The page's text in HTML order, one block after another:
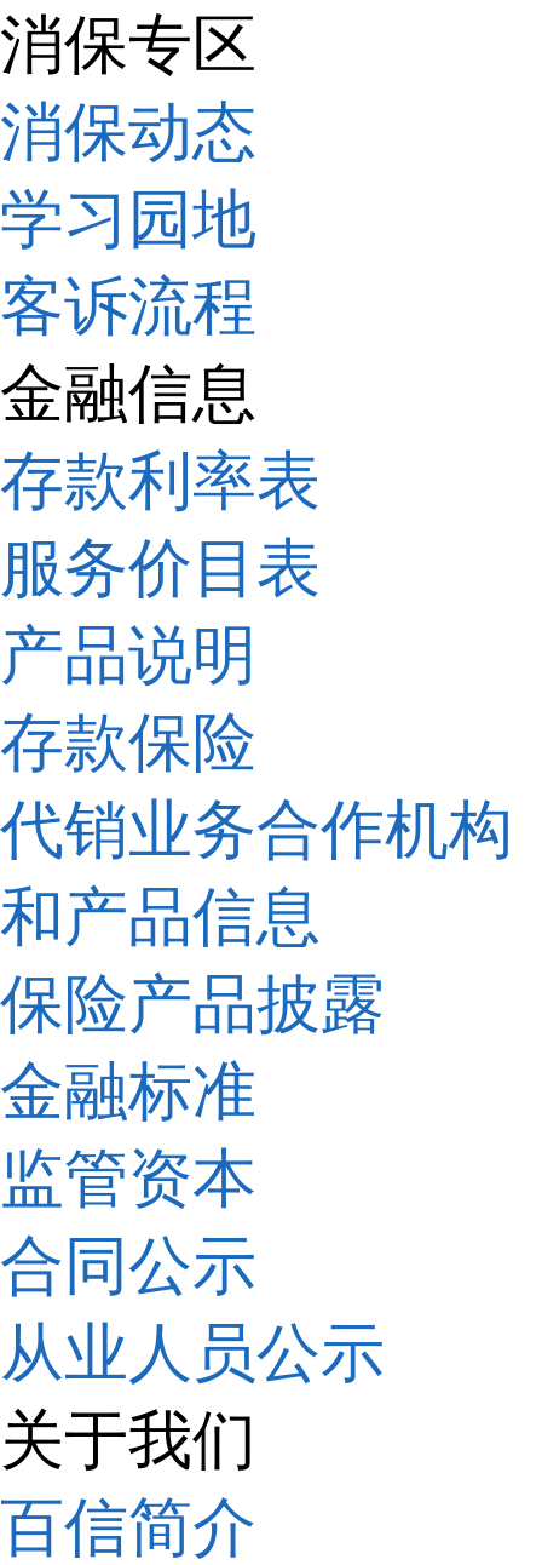
消保专区
消保动态
学习园地
客诉流程
金融信息
存款利率表
服务价目表
产品说明
存款保险
代销业务合作机构
和产品信息
保险产品披露
金融标准
监管资本
合同公示
从业人员公示
关于我们
百信简介